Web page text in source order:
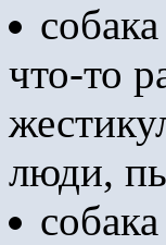
что-то
люди,